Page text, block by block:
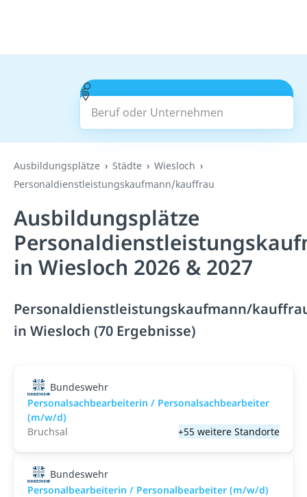
Beruf oder Unternehmen
Suchen
Ausbildungsplätze Städte
Wiesloch
Personaldienstleistungskaufmann/kauffrau
Ausbildungsplätze
in Wiesloch 2026 & 2027
Personaldienstleistungskaufmann/
in Wiesloch (70 Ergebnisse)
Bundeswehr
Personalsachbearbeiterin / Personalsachbearbeiter
(m/w/d)
Bruchsal
+55 weitere Standorte
Bundeswehr
Personalbearbeiterin / Personalbearbeiter (m/w/d)